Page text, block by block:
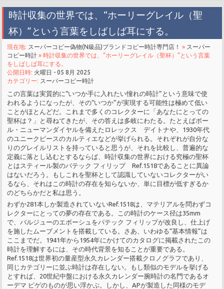
時計収集の世界では、“ホーリーグレイル（聖
杯）”という言葉をしばしば耳にする。
現在地: スーパーコピー偽物(N級品)ブランドコピー時計専門店！ » スーパー
コピー時計 » 時計収集の世界では、“ホーリーグレイル（聖杯）”という言葉
をしばしば耳にする。
公開日時: 火曜日 - 05 8月 2025
カテゴリー: スーパーコピー時計
この言葉は実質的に“いつか手に入れたい憧れの時計”という意味で使
われるようになったが、その“いつか”が実現する可能性は極めて低い
ことがほとんどだ。これまで多くのコレクターに「あなたにとっての
聖杯は？」と尋ねてきたが、その答えは多岐にわたる。たとえばポー
ル・ニューマンダイヤルを備えたロレックス デイトナや、1930年代
のユニークピースのカルティエなどが挙げられる。それぞれが自分な
りのグレイルリストを持っていると思うが、それを比較し、普遍的な
定義に落とし込むとするならば、時計収集の世界における究極の聖杯
とはスティール製のパテック フィリップ Ref.1518であることに異論
はないだろう。もしこれを聖杯として認識していないコレクターがい
るなら、それはこの時計の存在を知らないか、単に目標が低すぎるか
のどちらかだと私は思う。
わずか281本しか製造されていないRef.1518は、マテリアルを問わずコ
レクターにとっての夢の存在である。この時計のケース径は35mm
で、バルジューのエボーシュをパテック フィリップが改良し、仕上げ
を施したムーブメントを搭載している。さあ、いわゆる“基本情報”は
ここまでだ。1941年から1954年にかけてのカタログに掲載されたこの
時計を理解するには、その時代背景を知ることが重要である。
Ref.1518は世界初の量産型永久カレンダー搭載クロノグラフであり、
同じカテゴリーに並ぶ時計は存在しない。もし類似のモデルを挙げる
とすれば、20世紀中盤における永久カレンダー腕時計の名門であるオ
ーデマ ピゲのものが思い浮かぶ。しかし、APが製造した同様のモデ